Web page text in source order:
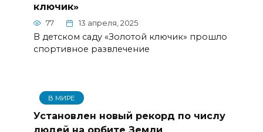
ключик»
77 13 апреля, 2025
В детском саду «Золотой ключик» прошло
спортивное развлечение
В МИРЕ
Установлен новый рекорд по числу
людей на орбите Земли